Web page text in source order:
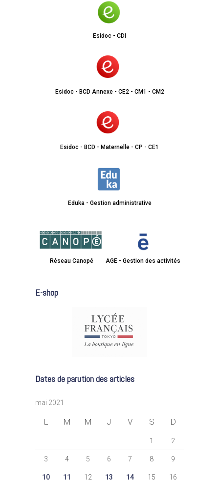
Esidoc - CDI
Esidoc - BCD Annexe - CE2 - CM1 - CM2
Esidoc - BCD - Maternelle - CP - CE1
Eduka - Gestion administrative
Réseau Canopé AGE - Gestion des activités
E-shop
Dates de parution des articles
mai 2021
L M M J V S D
1 2
3 4 5 6 7 8 9
10 11 12 13 14 15 16